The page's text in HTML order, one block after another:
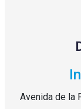
Avenida de la